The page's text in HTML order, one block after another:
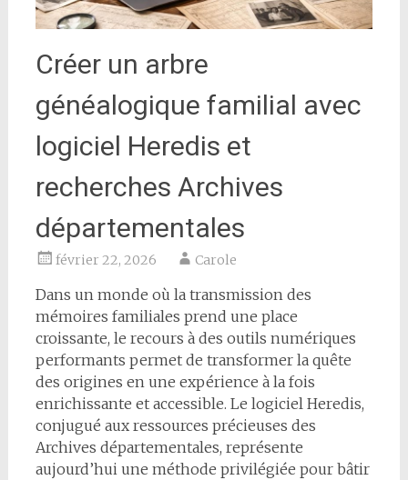
Créer un arbre
généalogique familial avec
logiciel Heredis et
recherches Archives
départementales
février 22, 2026 Carole
Dans un monde où la transmission des
mémoires familiales prend une place
croissante, le recours à des outils numériques
performants permet de transformer la quête
des origines en une expérience à la fois
enrichissante et accessible. Le logiciel Heredis,
conjugué aux ressources précieuses des
Archives départementales, représente
aujourd’hui une méthode privilégiée pour bâtir